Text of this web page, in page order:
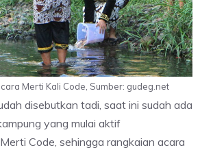
Merti Kali Code, Sumber: gudeg.net
disebutkan tadi, saat ini sudah ada
yang mulai aktif
Code, sehingga rangkaian acara